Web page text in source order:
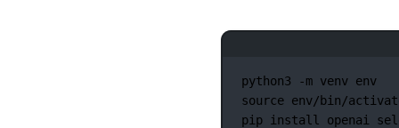
python3 -m venv env
source env/bin/
pip
install openai